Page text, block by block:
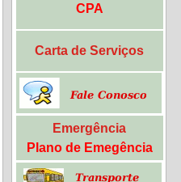
CPA
Carta de Serviços
Emergência
Plano de Emegência